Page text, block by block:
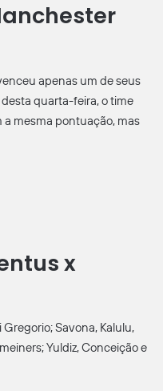
apenas um de seus
quarta-feira, o time
mesma pontuação, mas
x
Gregorio; Savona, Kalulu,
Yuldiz, Conceição e